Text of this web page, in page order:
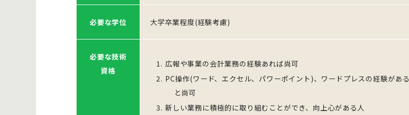
必要な学位 大学卒業程度(経験考慮)
必要な技術
資格
広報や事業の会計業務の経験あれば尚可
PC操作(ワード、エクセル、パワーポイント)、ワードプレスの経験がある
と尚可
新しい業務に積極的に取り組むことができ、向上心がある人